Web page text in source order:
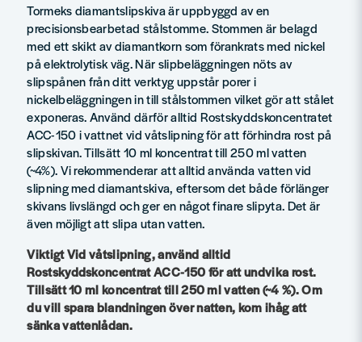
Tormeks diamantslipskiva är uppbyggd av en
precisionsbearbetad stålstomme. Stommen är belagd
med ett skikt av diamantkorn som förankrats med nickel
på elektrolytisk väg. När slipbeläggningen nöts av
slipspånen från ditt verktyg uppstår porer i
nickelbeläggningen in till stålstommen vilket gör att stålet
exponeras. Använd därför alltid Rostskyddskoncentratet
ACC-150 i vattnet vid våtslipning för att förhindra rost på
slipskivan. Tillsätt 10 ml koncentrat till 250 ml vatten
(~4%). Vi rekommenderar att alltid använda vatten vid
slipning med diamantskiva, eftersom det både förlänger
skivans livslängd och ger en något finare slipyta. Det är
även möjligt att slipa utan vatten.
Viktigt Vid våtslipning, använd alltid
Rostskyddskoncentrat ACC-150 för att undvika rost.
Tillsätt 10 ml koncentrat till 250 ml vatten (~4 %). Om
du vill spara blandningen över natten, kom ihåg att
sänka vattenlådan.